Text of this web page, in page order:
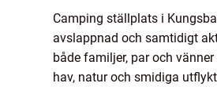
Camping ställplats i
avslappnad och samtidigt
både familjer, par och
hav, natur och smidiga